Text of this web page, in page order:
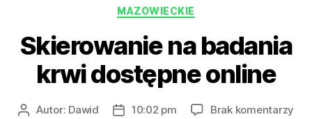
Kategorie
MAZOWIECKIE
Skierowanie na badania
krwi dostępne online
AutorAutor: Dawid
Data10:02 pm Brak komentarzy